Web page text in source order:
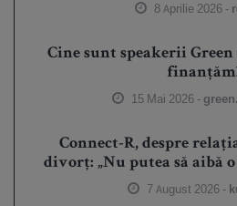
8 Aprilie 2026 -
Cine sunt speakerii Green
15 Mai 2026 -
Connect-R, despre
divorț: „Nu putea să aibă
7 August 2026 -